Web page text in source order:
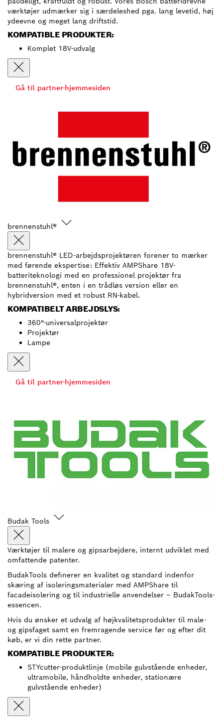
værktøjer udmærker sig i særdeleshed pga. lang levetid, høj
ydeevne og meget lang driftstid.
KOMPATIBLE PRODUKTER:
Komplet 18V-udvalg
Gå til partner-hjemmesiden
brennenstuhl®
brennenstuhl® LED-arbejdsprojektøren forener to mærker
med førende ekspertise: Effektiv AMPShare 18V-
batteriteknologi med en professionel projektør fra
brennenstuhl®, enten i en trådløs version eller en
hybridversion med et robust RN-kabel.
KOMPATIBELT ARBEJDSLYS:
360°-universalprojektør
Projektør
Lampe
Gå til partner-hjemmesiden
Budak Tools
Værktøjer til malere og gipsarbejdere, internt udviklet med
omfattende patenter.
BudakTools definerer en kvalitet og standard indenfor
skæring af isoleringsmaterialer med AMPShare til
facadeisolering og til industrielle anvendelser – BudakTools-
essencen.
Hvis du ønsker et udvalg af højkvalitetsprodukter til male-
og gipsfaget samt en fremragende service før og efter dit
køb, er vi din rette partner.
KOMPATIBLE PRODUKTER:
STYcutter-produktlinje (mobile gulvstående enheder,
ultramobile, håndholdte enheder, stationære
gulvstående enheder)